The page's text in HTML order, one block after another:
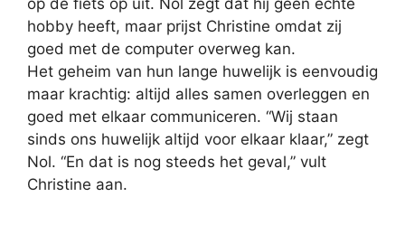
hobby heeft, maar prijst Christine omdat zij
goed met de computer overweg kan.
Het geheim van hun lange huwelijk is eenvoudig
maar krachtig: altijd alles samen overleggen en
goed met elkaar communiceren. “Wij staan
sinds ons huwelijk altijd voor elkaar klaar,” zegt
Nol. “En dat is nog steeds het geval,” vult
Christine aan.